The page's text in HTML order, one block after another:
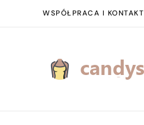
WSPÓŁPRACA I KONTAKT